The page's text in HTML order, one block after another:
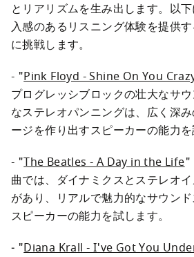
とリアリズムを生み出します。以
入感のあるリスニング体験を提供
に挑戦します。
- "Pink Floyd - Shine On You
プログレッシブロックの壮大なサ
なステレオパンニングは、広く深
ージを作り出すスピーカーの能力を
- "The Beatles - A Day in the Life"
曲では、ダイナミクスとステレオ
があり、リアルで魅力的なサウン
スピーカーの能力を試します。
‐ "Diana Krall - I've Got You